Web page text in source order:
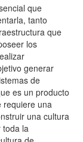
que
tanto
que
los
generar
de
es un producto
requiere una
una cultura
toda la